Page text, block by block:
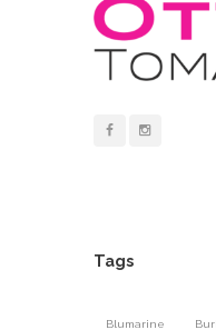
Tags
Blumarine